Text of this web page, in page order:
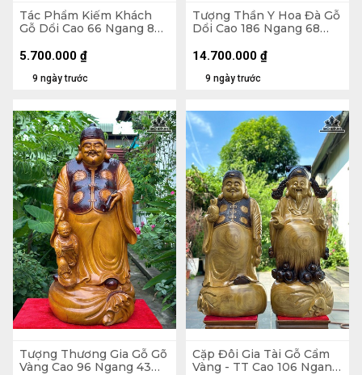
Tác Phẩm Kiếm Khách
Gỗ Dổi Cao 66 Ngang 80
9 ngày trước
5.700.000 ₫
Tượng Thần Y Hoa Đà Gỗ
Dổi Cao 186 Ngang 68
9 ngày trước
14.700.000 ₫
Tượng Thương Gia Gỗ Gõ
Vàng Cao 96 Ngang 43
Cặp Đôi Gia Tài Gỗ Cẩm
Vàng - TT Cao 106 Ngang